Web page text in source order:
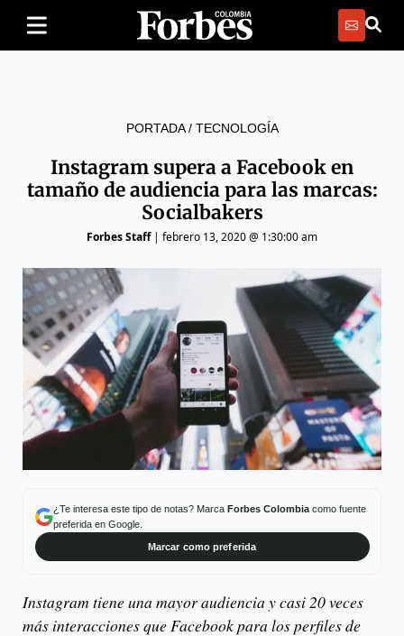
PORTADA/ TECNOLOGÍA
Instagram supera a Facebook en
tamaño de audiencia para las marcas:
Socialbakers
Forbes Staff| febrero 13, 2020 @ 1:30:00 am
¿Te interesa este tipo de notas? Marca Forbes Colombiacomo fuente
preferida en Google.
Marcar como preferida
Instagram tiene una mayor audiencia y casi 20 veces
más interacciones que Facebook para los perfiles de